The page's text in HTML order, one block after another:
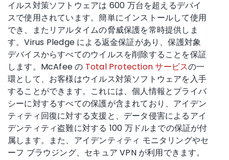
イルス対策ソフトウェアは 600 万台を超えるデバイ
スで使用されています。簡単にインストールして使用
でき、またリアルタイムの脅威保護を常時提供しま
す。Virus Pledge による返金保証があり、保護対象
デバイスからすべてのウイルスを削除することを保証
します。McAfee の Total Protection サービスの一
環として、お客様はウイルス対策ソフトウェアを入手
することができます。これには、個人情報とプライバ
シーに対するすべての保護が含まれており、アイデン
ティティ回復に対する支援と、データ侵害によるアイ
デンティティ盗難に対する 100 万ドルまでの保証が付
属します。また、アイデンティティ モニタリングやセ
ーフ ブラウジング、セキュア VPN が利用できます。​